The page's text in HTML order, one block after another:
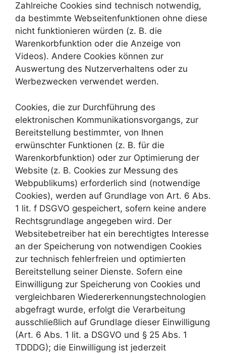
Zahlreiche Cookies sind technisch notwendig,
da bestimmte Webseitenfunktionen ohne diese
nicht funktionieren würden (z. B. die
Warenkorbfunktion oder die Anzeige von
Videos). Andere Cookies können zur
Auswertung des Nutzerverhaltens oder zu
Werbezwecken verwendet werden.
Cookies, die zur Durchführung des
elektronischen Kommunikationsvorgangs, zur
Bereitstellung bestimmter, von Ihnen
erwünschter Funktionen (z. B. für die
Warenkorbfunktion) oder zur Optimierung der
Website (z. B. Cookies zur Messung des
Webpublikums) erforderlich sind (notwendige
Cookies), werden auf Grundlage von Art. 6 Abs.
1 lit. f DSGVO gespeichert, sofern keine andere
Rechtsgrundlage angegeben wird. Der
Websitebetreiber hat ein berechtigtes Interesse
an der Speicherung von notwendigen Cookies
zur technisch fehlerfreien und optimierten
Bereitstellung seiner Dienste. Sofern eine
Einwilligung zur Speicherung von Cookies und
vergleichbaren Wiedererkennungstechnologien
abgefragt wurde, erfolgt die Verarbeitung
ausschließlich auf Grundlage dieser Einwilligung
(Art. 6 Abs. 1 lit. a DSGVO und § 25 Abs. 1
TDDDG); die Einwilligung ist jederzeit